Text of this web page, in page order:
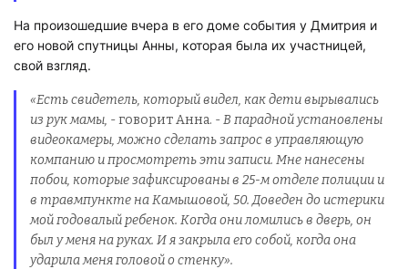
На произошедшие вчера в его доме события у Дмитрия и
его новой спутницы Анны, которая была их участницей,
свой взгляд.
«Есть свидетель, который видел, как дети вырывались
из рук мамы, - говорит Анна. -В парадной установлены
видеокамеры, можно сделать запрос в управляющую
компанию и просмотреть эти записи. Мне нанесены
побои, которые зафиксированы в 25-м отделе полиции и
в травмпункте на Камышовой, 50. Доведен до истерики
мой годовалый ребенок. Когда они ломились в дверь, он
был у меня на руках. И я закрыла его собой, когда она
ударила меня головой о стенку».